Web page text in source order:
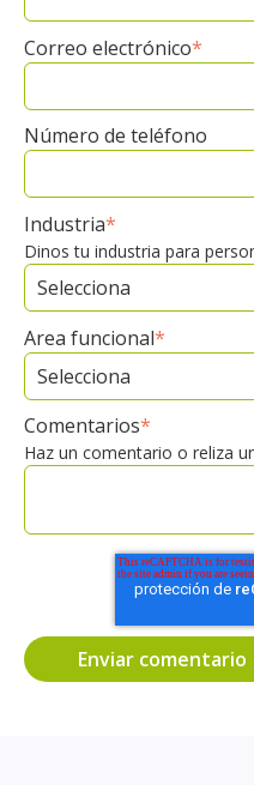
Correo electrónico*
Número de teléfono
Industria*
Dinos tu industria para
Area funcional*
Comentarios*
Haz un comentario o reliza